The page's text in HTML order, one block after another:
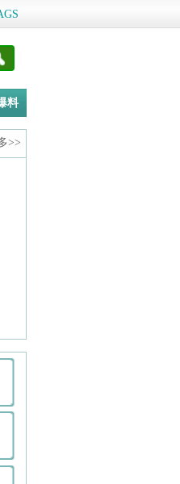
料
>>